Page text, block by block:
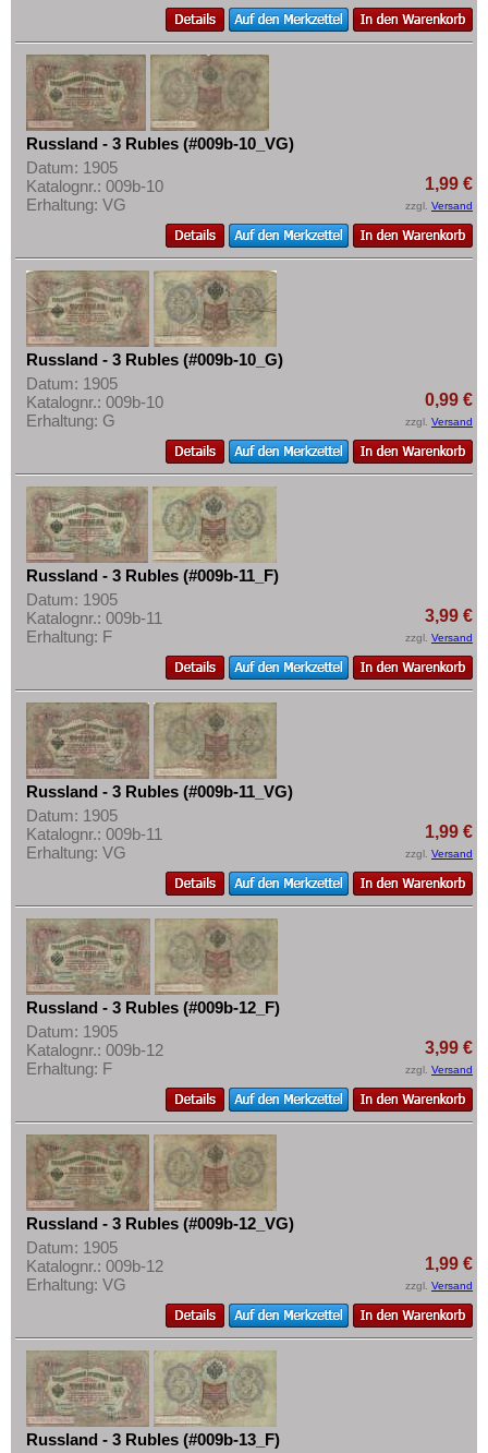
Russland - 3 Rubles (#009b-10_VG)
Datum: 1905
Katalognr.: 009b-10
Erhaltung: VG
1,99 €
zzgl. Versand
Russland - 3 Rubles (#009b-10_G)
Datum: 1905
Katalognr.: 009b-10
Erhaltung: G
0,99 €
zzgl. Versand
Russland - 3 Rubles (#009b-11_F)
Datum: 1905
Katalognr.: 009b-11
Erhaltung: F
3,99 €
zzgl. Versand
Russland - 3 Rubles (#009b-11_VG)
Datum: 1905
Katalognr.: 009b-11
Erhaltung: VG
1,99 €
zzgl. Versand
Russland - 3 Rubles (#009b-12_F)
Datum: 1905
Katalognr.: 009b-12
Erhaltung: F
3,99 €
zzgl. Versand
Russland - 3 Rubles (#009b-12_VG)
Datum: 1905
Katalognr.: 009b-12
Erhaltung: VG
1,99 €
zzgl. Versand
Russland - 3 Rubles (#009b-13_F)